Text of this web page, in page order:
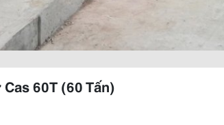
60T (60 Tấn)